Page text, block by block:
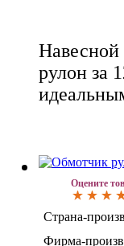
Навесной
рулон за
Оцените
Страна-
Фирма-